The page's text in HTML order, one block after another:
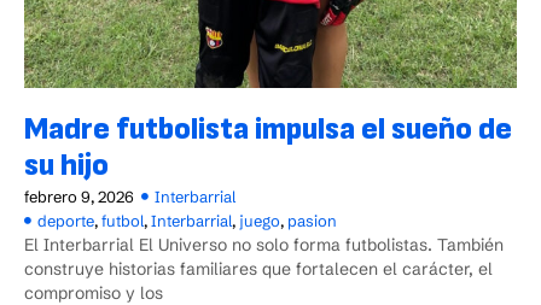
Madre futbolista impulsa el sueño de
su hijo
febrero 9, 2026
Interbarrial
deporte,futbol,Interbarrial, juego, pasion
El Interbarrial El Universo no solo forma futbolistas. También
construye historias familiares que fortalecen el carácter, el
compromiso y los